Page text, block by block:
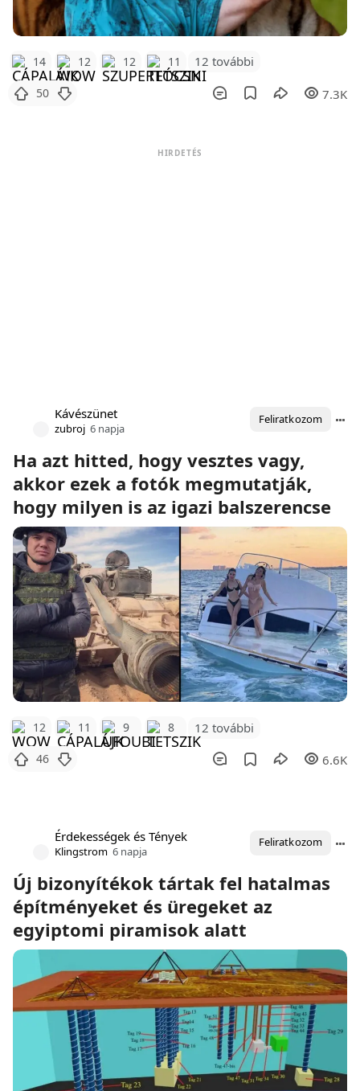
14 12 12 11 12 további
50 7.3K
HIRDETÉS
Kávészünet
zubroj 6 napja
Feliratkozom
Ha azt hitted, hogy vesztes vagy,
akkor ezek a fotók megmutatják,
hogy milyen is az igazi balszerencse
12 11 9 8 12 további
46 6.6K
Érdekességek és Tények
Klingstrom 6 napja
Feliratkozom
Új bizonyítékok tártak fel hatalmas
építményeket és üregeket az
egyiptomi piramisok alatt